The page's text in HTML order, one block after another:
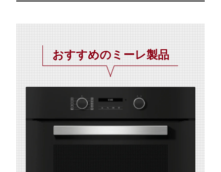
おすすめのミーレ製品